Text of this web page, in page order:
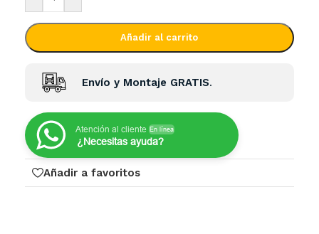
Añadir al carrito
Envío y Montaje GRATIS.
Atención al cliente En línea
¿Necesitas ayuda?
Añadir a favoritos